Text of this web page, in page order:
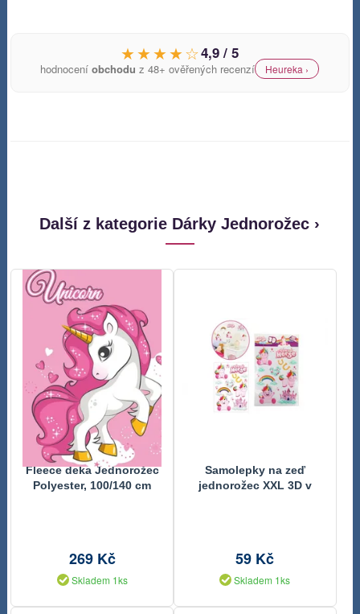
★★★★☆4,9 / 5
hodnoceníobchodu z 48+ ověřených recenzí Heureka ›
Další z kategorie Dárky Jednorožec ›
Fleece deka Jednorožec
Polyester, 100/140 cm
269 Kč
Skladem 1ks
Samolepky na zeď
jednorožec XXL 3D v
59 Kč
Skladem 1ks